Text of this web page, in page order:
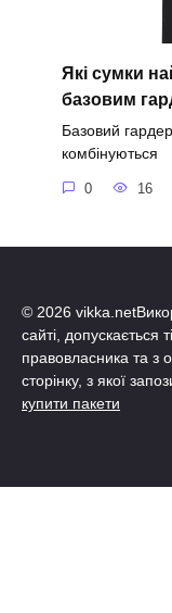
Які сумки
базовим
Базовий
комбінуються
0 16
© 2026
сайті, допускається
правовласника та
сторінку, з якої
купити пакети